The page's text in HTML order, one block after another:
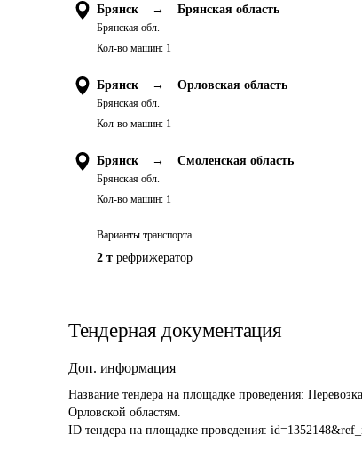
Брянск →
Брянская обл.
Брянская область
Кол-во машин: 1
Брянск →
Брянская обл.
Орловская область
Кол-во машин: 1
Брянск →
Брянская обл.
Смоленская область
Кол-во машин: 1
Варианты транспорта
2 т рефрижератор
Тендерная документация
Доп. информация
Название тендера на площадке проведения:
Орловской областям.
ID тендера на площадке проведения: